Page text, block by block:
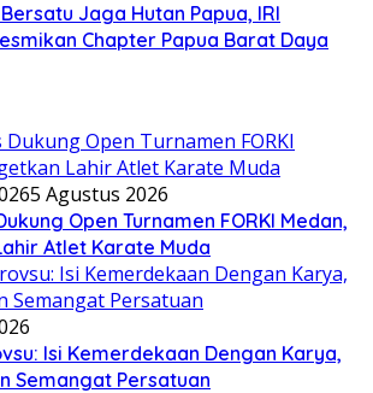
Jaga Hutan Papua, IRI
Chapter Papua Barat Daya
5 Agustus 2026
Open Turnamen FORKI Medan,
Atlet Karate Muda
Isi Kemerdekaan Dengan Karya,
Semangat Persatuan